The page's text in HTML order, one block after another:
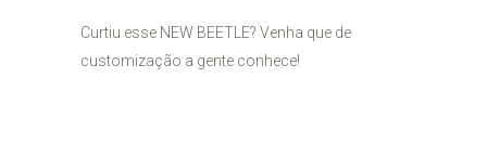
Curtiu esse NEW BEETLE? Venha que de
customização a gente conhece!